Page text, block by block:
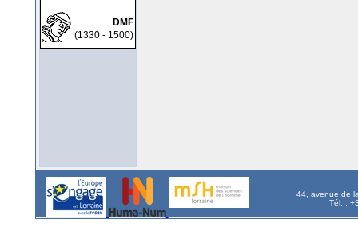
DMF
(1330 - 1500)
44, avenue de
Tél. :